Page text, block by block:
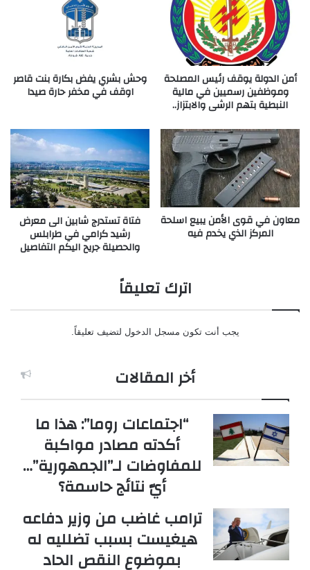
أمن الدولة يوقف رئيس المصلحة
وموظفين رسميين في مالية
النبطية بتهم الرشى والابتزاز..
وحش بشري يفض بكارة بنت قاصر
اوقف في مخفر حارة صيدا
معاون في قوى الأمن يبيع اسلحة
المركز الذي يخدم فيه
فتاة تستدرج شابين الى معرض
رشيد كرامي في طرابلس
والحصيلة جريح اليكم التفاصيل
اترك تعليقاً
يجب أنت تكون مسجل الدخول لتضيف تعليقاً.
أخر المقالات
“اجتماعات روما”: هذا ما
أكدته مصادر مواكبة
للمفاوضات لـ”الجمهورية”…
أيّ نتائج حاسمة؟
ترامب غاضب من وزير دفاعه
هيغيست بسبب تضلليه له
بموضوع النقص الحاد